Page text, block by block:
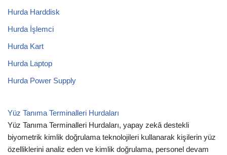
Hurda Harddisk
Hurda İşlemci
Hurda Kart
Hurda Laptop
Hurda Power Supply
Yüz Tanıma Terminalleri Hurdaları
Yüz Tanıma Terminalleri Hurdaları, yapay zekâ destekli
biyometrik kimlik doğrulama teknolojileri kullanarak kişilerin yüz
özelliklerini analiz eden ve kimlik doğrulama, personel devam